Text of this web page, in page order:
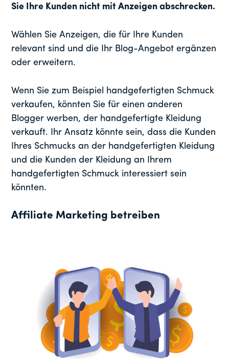
Sie Ihre Kunden nicht mit Anzeigen abschrecken.
Wählen Sie Anzeigen, die für Ihre Kunden
relevant sind und die Ihr Blog-Angebot ergänzen
oder erweitern.
Wenn Sie zum Beispiel handgefertigten Schmuck
verkaufen, könnten Sie für einen anderen
Blogger werben, der handgefertigte Kleidung
verkauft. Ihr Ansatz könnte sein, dass die Kunden
Ihres Schmucks an der handgefertigten Kleidung
und die Kunden der Kleidung an Ihrem
handgefertigten Schmuck interessiert sein
könnten.
Affiliate Marketing betreiben